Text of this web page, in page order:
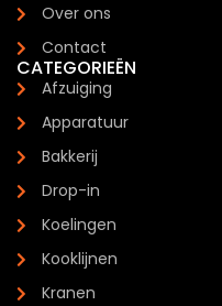
Over ons
Contact
CATEGORIEËN
Afzuiging
Apparatuur
Bakkerij
Drop-in
Koelingen
Kooklijnen
Kranen